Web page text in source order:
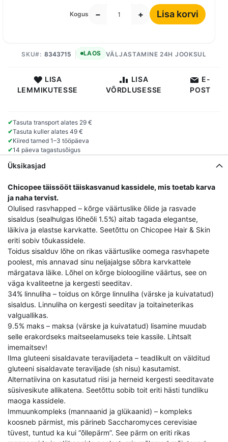
Kogus − + Lisa korvi
VÄLJASTAMINE 24H JOOKSUL
SKU 8343715 LAOS
LISA
LEMMIKUTESSE
LISA
VÕRDLUSESSE
E-
POST
✔Tasuta transport alates 29 €
✔Tasuta kuller alates 49 €
✔Kiired tarned 1–3 tööpäeva
✔14 päeva tagastusõigus
Üksikasjad
Chicopee täissööt täiskasvanud kassidele, mis toetab karva
ja naha tervist.
Olulised rasvhapped – kõrge väärtuslike õlide ja rasvade
sisaldus (sealhulgas lõheõli 1.5%) aitab tagada elegantse,
läikiva ja elastse karvkatte. Seetõttu on Chicopee Hair & Skin
eriti sobiv tõukassidele.
Toidus sisalduv lõhe on rikas väärtuslike oomega rasvhapete
poolest, mis annavad sinu neljajalgse sõbra karvkattele
märgatava läike. Lõhel on kõrge bioloogiline väärtus, see on
väga kvaliteetne ja kergesti seeditav.
34% linnuliha – toidus on kõrge linnuliha (värske ja kuivatatud)
sisaldus. Linnuliha on kergesti seeditav ja toitaineterikas
valguallikas.
9.5% maks – maksa (värske ja kuivatatud) lisamine muudab
selle erakordseks maitseelamuseks teie kassile. Lihtsalt
imemaitsev!
Ilma gluteeni sisaldavate teraviljadeta – teadlikult on välditud
gluteeni sisaldavate teraviljade (sh nisu) kasutamist.
Alternatiivina on kasutatud riisi ja herneid kergesti seeditavate
süsivesikute allikatena. Seetõttu sobib toit eriti hästi tundliku
maoga kassidele.
Immuunkompleks (mannaanid ja glükaanid) – kompleks
koosneb pärmist, mis pärineb Saccharomyces cerevisiae
tüvest, tuntud ka kui “õllepärm”. See pärm on eriti rikas